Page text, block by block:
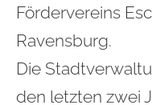
Fördervereins
Ravensburg.
Die
den letzten zwei